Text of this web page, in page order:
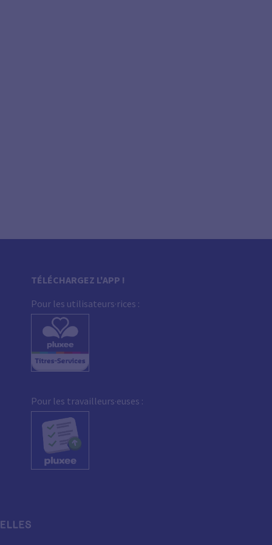
TÉLÉCHARGEZ L'APP !
Pour les utilisateurs·rices :
Pour les travailleurs·euses :